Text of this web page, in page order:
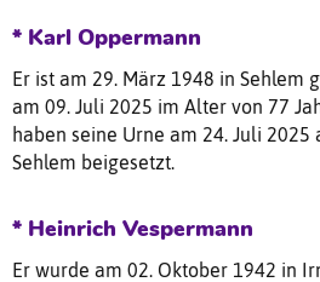
* Karl Oppermann
Er ist am 29. März 1948 in Sehlem
am 09. Juli 2025 im Alter von 77
haben seine Urne am 24. Juli 2025
Sehlem beigesetzt.
* Heinrich Vespermann
Er wurde am 02. Oktober 1942 in